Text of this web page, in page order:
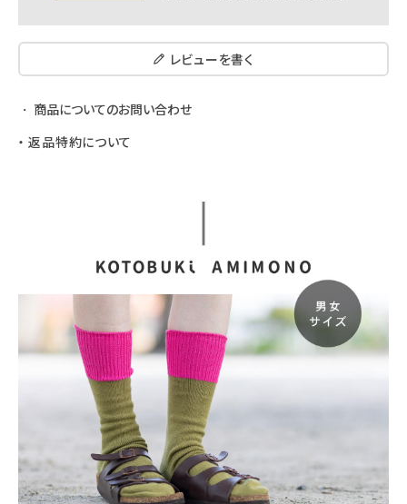
レビューを書く
商品についてのお問い合わせ
返品特約について